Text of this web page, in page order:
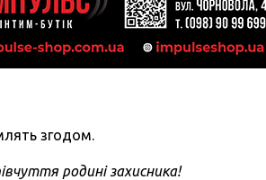
згодом.
родині захисника!